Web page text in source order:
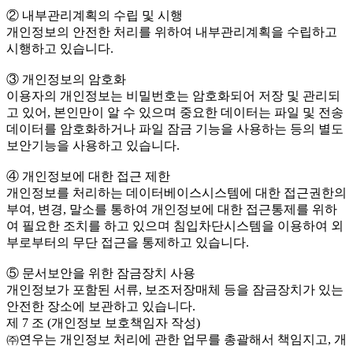
② 내부관리계획의 수립 및 시행
개인정보의 안전한 처리를 위하여 내부관리계획을 수립하고
시행하고 있습니다.
③ 개인정보의 암호화
이용자의 개인정보는 비밀번호는 암호화되어 저장 및 관리되
고 있어, 본인만이 알 수 있으며 중요한 데이터는 파일 및 전송
데이터를 암호화하거나 파일 잠금 기능을 사용하는 등의 별도
보안기능을 사용하고 있습니다.
④ 개인정보에 대한 접근 제한
개인정보를 처리하는 데이터베이스시스템에 대한 접근권한의
부여, 변경, 말소를 통하여 개인정보에 대한 접근통제를 위하
여 필요한 조치를 하고 있으며 침입차단시스템을 이용하여 외
부로부터의 무단 접근을 통제하고 있습니다.
⑤ 문서보안을 위한 잠금장치 사용
개인정보가 포함된 서류, 보조저장매체 등을 잠금장치가 있는
안전한 장소에 보관하고 있습니다.
제 7 조 (개인정보 보호책임자 작성)
㈜연우는 개인정보 처리에 관한 업무를 총괄해서 책임지고, 개